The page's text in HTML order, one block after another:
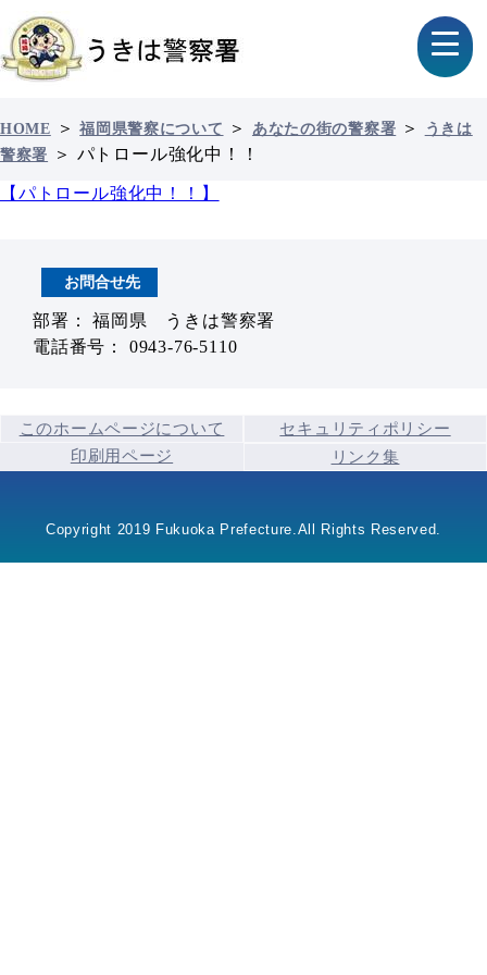
HOME ＞福岡県警察について ＞ あなたの街の警察署 ＞
うきは
警察署
＞ パトロール強化中！！
【パトロール強化中！！】
お問合せ先
部署： 福岡県 うきは警察署
電話番号： 0943-76-5110
このホームページについて
セキュリティポリシー
印刷用ページ
リンク集
Copyright 2019 Fukuoka Prefecture.All Rights Reserved.